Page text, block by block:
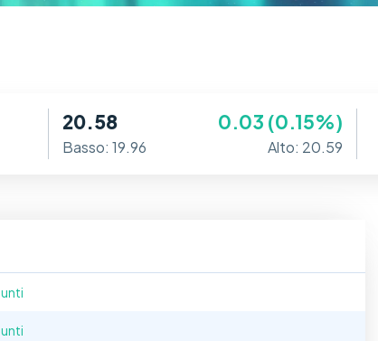
20.58 0.03 (0.15%)
Basso: 19.96 Alto: 20.59